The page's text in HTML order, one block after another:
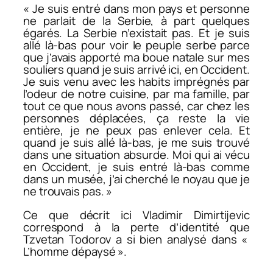
« Je suis entré dans mon pays et personne
ne parlait de la Serbie, à part quelques
égarés. La Serbie n’existait pas. Et je suis
allé là-bas pour voir le peuple serbe parce
que j’avais apporté ma boue natale sur mes
souliers quand je suis arrivé ici, en Occident.
Je suis venu avec les habits imprégnés par
l’odeur de notre cuisine, par ma famille, par
tout ce que nous avons passé, car chez les
personnes déplacées, ça reste la vie
entière, je ne peux pas enlever cela. Et
quand je suis allé là-bas, je me suis trouvé
dans une situation absurde. Moi qui ai vécu
en Occident, je suis entré là-bas comme
dans un musée, j’ai cherché le noyau que je
ne trouvais pas. »
Ce que décrit ici Vladimir Dimirtijevic
correspond à la perte d’identité que
Tzvetan Todorov a si bien analysé dans «
L’homme dépaysé ».